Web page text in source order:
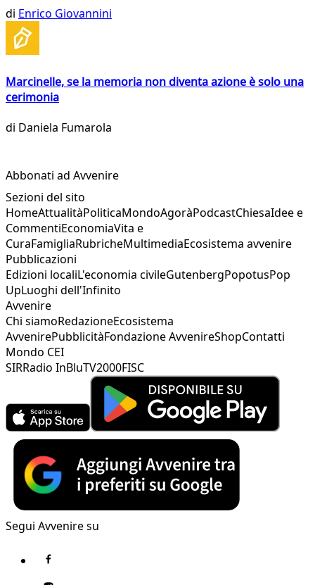
di Enrico Giovannini
Marcinelle, se la memoria non diventa azione è solo una
cerimonia
di Daniela Fumarola
Abbonati ad Avvenire
Sezioni del sito
HomeAttualitàPoliticaMondoAgoràPodcastChiesaIdee e
CommentiEconomiaVita e
CuraFamigliaRubricheMultimediaEcosistema avvenire
Pubblicazioni
Edizioni localiL'economia civileGutenbergPopotusPop
UpLuoghi dell'Infinito
Avvenire
Chi siamoRedazioneEcosistema
AvvenirePubblicitàFondazione AvvenireShopContatti
Mondo CEI
SIRRadio InBluTV2000FISC
Segui Avvenire su